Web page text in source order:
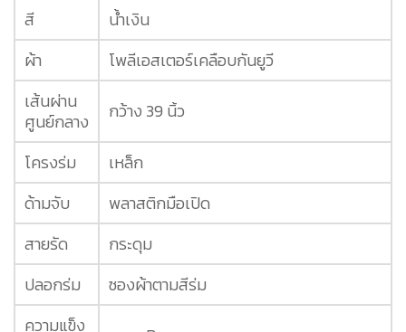
สี
น้ำเงิน
ผ้า
โพลีเอสเตอร์เคลือบกันยูวี
เส้นผ่าน
ศูนย์กลาง
กว้าง 39 นิ้ว
โครงร่ม
เหล็ก
ด้ามจับ
พลาสติกมือเปิด
สายรัด
กระดุม
ปลอกร่ม
ซองผ้าตามสีร่ม
ความแข็ง